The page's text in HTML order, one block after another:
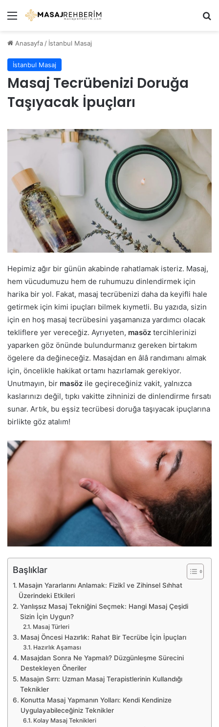
Menü
Anasayfa / İstanbul Masaj
İstanbul Masaj
Masaj Tecrübenizi Doruğa
Taşıyacak İpuçları
Hepimiz ağır bir günün akabinde rahatlamak isteriz. Masaj,
hem vücudumuzu hem de ruhumuzu dinlendirmek için
harika bir yol. Fakat, masaj tecrübenizi daha da keyifli hale
getirmek için kimi ipuçları bilmek kıymetli. Bu yazıda, sizin
için en hoş masaj tecrübesini yaşamanıza yardımcı olacak
tekliflere yer vereceğiz. Ayrıyeten, masöz tercihlerinizi
yaparken göz önünde bulundurmanız gereken birtakım
ögelere da değineceğiz. Masajdan en âlâ randımanı almak
için, öncelikle hakikat ortamı hazırlamak gerekiyor.
Unutmayın, bir masöz ile geçireceğiniz vakit, yalnızca
kaslarınızı değil, tıpkı vakitte zihninizi de dinlendirme fırsatı
sunar. Artık, bu eşsiz tecrübesi doruğa taşıyacak ipuçlarına
birlikte göz atalım!
Başlıklar
Masajın Yararlarını Anlamak: Fizikî ve Zihinsel Sıhhat
Üzerindeki Etkileri
Yanlışsız Masaj Tekniğini Seçmek: Hangi Masaj Çeşidi
Sizin İçin Uygun?
Masaj Türleri
Masaj Öncesi Hazırlık: Rahat Bir Tecrübe İçin İpuçları
Hazırlık Aşaması
Masajdan Sonra Ne Yapmalı? Düzgünleşme Sürecini
Destekleyen Öneriler
Masajın Sırrı: Uzman Masaj Terapistlerinin Kullandığı
Teknikler
Konutta Masaj Yapmanın Yolları: Kendi Kendinize
Uygulayabileceğiniz Teknikler
Kolay Masaj Teknikleri